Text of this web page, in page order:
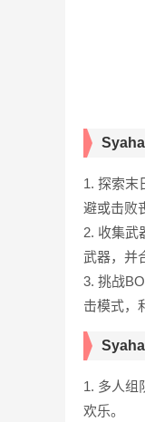
1. 探索末
避或击败
2. 收集武
武器，并
3. 挑战
击模式，
1. 多人组
欢乐。